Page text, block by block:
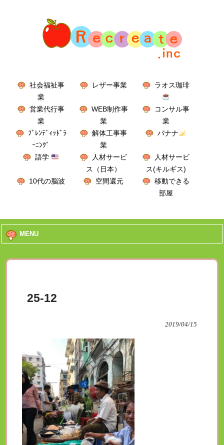
社会福祉事
業
レザー事業 ラオス珈琲
営業代行事
業
WEB制作事
業
コンサル事
業
ﾌﾞﾚﾝﾃﾞｨｯﾄﾞﾗ
ｰﾆﾝｸﾞ
解体工事事
業
バナナ
語学
人材サービ
ス（日本）
人材サービ
ス(キルギス)
10代の脳波
空間還元
移動できる
部屋
MENU
25-12
2019/04/15